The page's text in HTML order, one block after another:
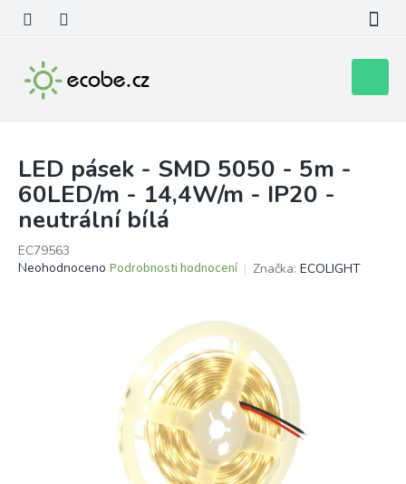
obsah
košík
LED pásek - SMD 5050 - 5m -
60LED/m - 14,4W/m - IP20 -
neutrální bílá
EC79563
Průměrné
Neohodnoceno Podrobnosti hodnocení Značka: ECOLIGHT